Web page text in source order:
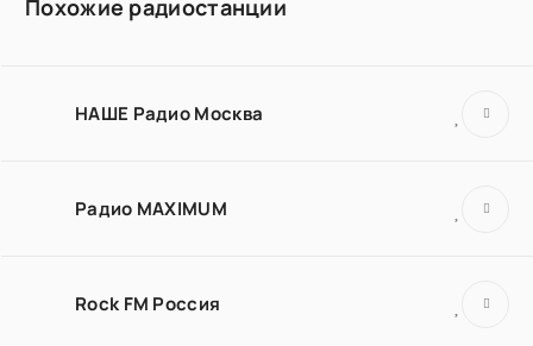
Похожие радиостанции
НАШЕ Радио Москва
Радио MAXIMUM
Rock FM Россия